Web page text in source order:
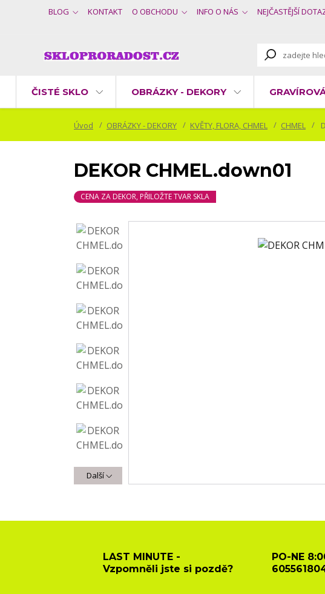
BLOG KONTAKT O OBCHODU INFO O NÁS NEJČASTĚJŠÍ
ČISTÉ SKLO OBRÁZKY - DEKORY
Úvod OBRÁZKY - DEKORY KVĚTY, FLORA, CHMEL CHMEL
DEKOR CHMEL.down01
CENA ZA DEKOR, PŘILOŽTE TVAR SKLA
Další
LAST MINUTE -
Vzpomněli jste si pozdě?
PO-NE